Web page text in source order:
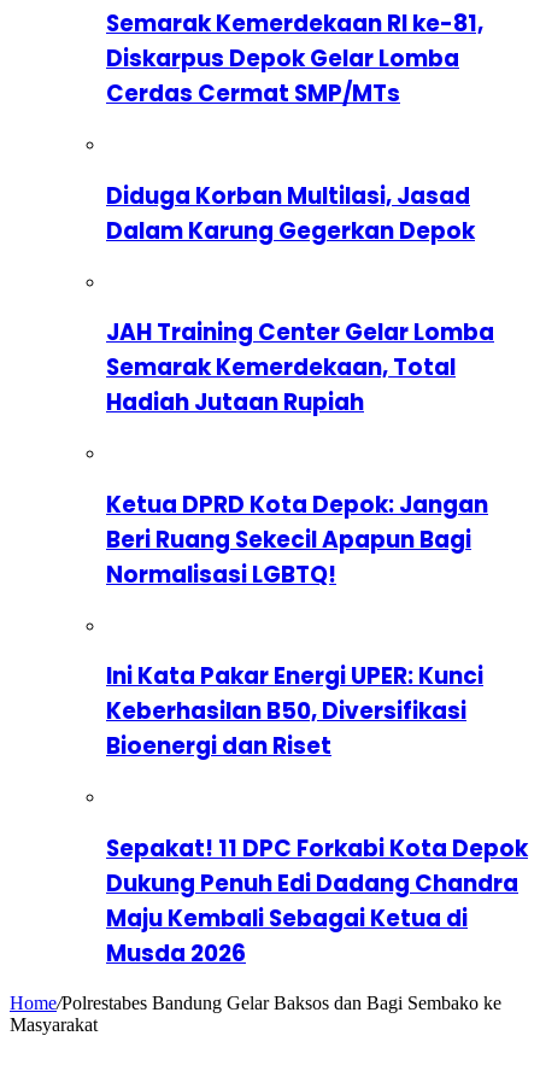
Semarak Kemerdekaan RI ke-81,
Diskarpus Depok Gelar Lomba
Cerdas Cermat SMP/MTs
Diduga Korban Multilasi, Jasad
Dalam Karung Gegerkan Depok
JAH Training Center Gelar Lomba
Semarak Kemerdekaan, Total
Hadiah Jutaan Rupiah
Ketua DPRD Kota Depok: Jangan
Beri Ruang Sekecil Apapun Bagi
Normalisasi LGBTQ!
Ini Kata Pakar Energi UPER: Kunci
Keberhasilan B50, Diversifikasi
Bioenergi dan Riset
Sepakat! 11 DPC Forkabi Kota Depok
Dukung Penuh Edi Dadang Chandra
Maju Kembali Sebagai Ketua di
Musda 2026
Home/Polrestabes Bandung Gelar Baksos dan Bagi Sembako ke
Masyarakat